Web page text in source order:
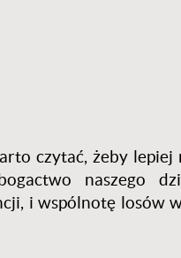
czytać, żeby lepiej
naszego
i wspólnotę losów